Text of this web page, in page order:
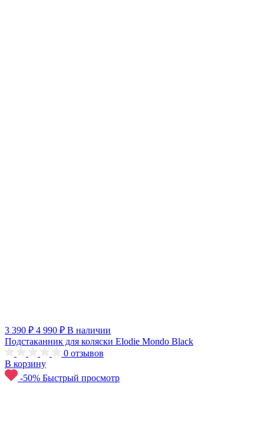
3 390 ₽ 4 990 ₽ В наличии
Подстаканник для коляски Elodie Mondo Black
0 отзывов
В корзину
-50% Быстрый просмотр